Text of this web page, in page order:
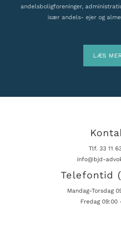
andelsboligforeninger,
især andels- ejer og
LÆS
Tlf. 33 11
info@bjd-
Telefontid
Mandag-Torsdag
Fredag 09:00